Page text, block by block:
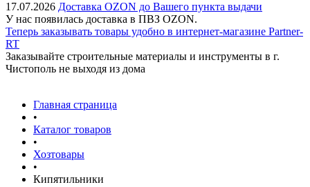
17.07.2026 Доставка OZON до Вашего пункта выдачи
У нас появилась доставка в ПВЗ OZON.
Теперь заказывать товары удобно в интернет-магазине Partner-
RT
Заказывайте строительные материалы и инструменты в г.
Чистополь не выходя из дома
Главная страница
•
Каталог товаров
•
Хозтовары
•
Кипятильники